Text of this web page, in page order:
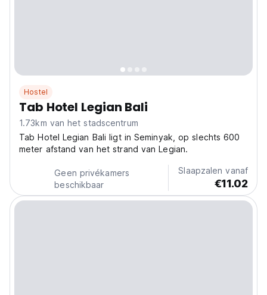
Hostel
Tab Hotel Legian Bali
1.73km van het stadscentrum
Tab Hotel Legian Bali ligt in Seminyak, op slechts 600
meter afstand van het strand van Legian.
Geen privékamers
beschikbaar
Slaapzalen vanaf
€11.02